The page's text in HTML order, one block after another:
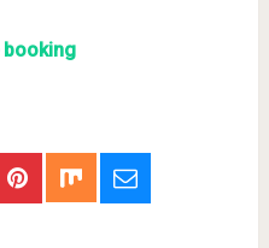
booking